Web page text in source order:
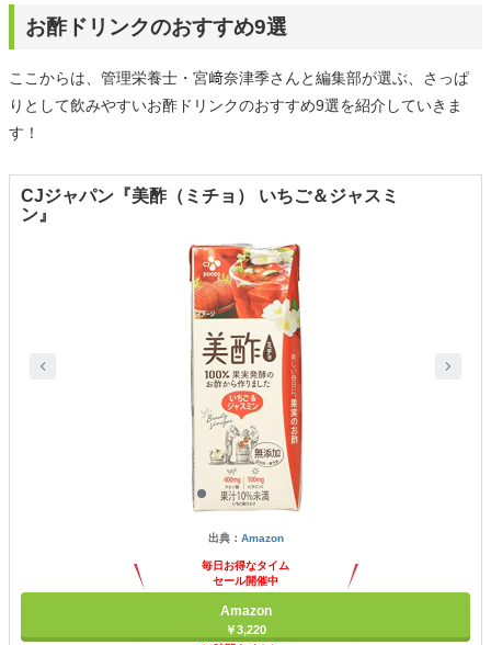
お酢ドリンクのおすすめ9選
ここからは、管理栄養士・宮﨑奈津季さんと編集部が選ぶ、さっぱ
りとして飲みやすいお酢ドリンクのおすすめ9選を紹介していきま
す！
CJジャパン『美酢（ミチョ） いちご＆ジャスミ
ン』
出典： Amazon
毎日お得なタイム
セール開催中
Amazon
￥3,220